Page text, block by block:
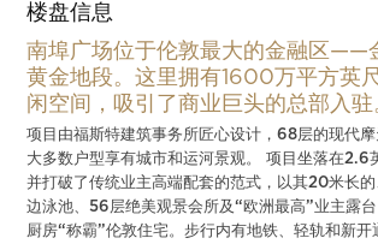
楼盘信息
南埠广场位于伦敦最大的金融区——
黄金地段。这里拥有1600万平方英
闲空间，吸引了商业巨头的总部入驻
项目由福斯特建筑事务所匠心设计，68层的现代摩
大多数户型享有城市和运河景观。 项目坐落在2.6
并打破了传统业主高端配套的范式，以其20米长
边泳池、56层绝美观景会所及“欧洲最高”业主露
厨房“称霸”伦敦住宅。步行内有地铁、轻轨和新开